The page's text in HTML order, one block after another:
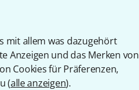
mit allem was dazugehört
Anzeigen und das Merken von
Cookies für Präferenzen,
(alle anzeigen).
169 €